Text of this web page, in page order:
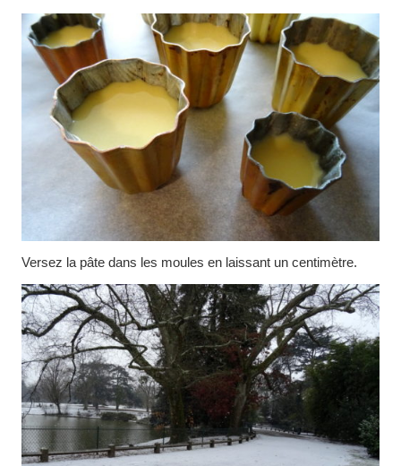
Versez la pâte dans les moules en laissant un centimètre.